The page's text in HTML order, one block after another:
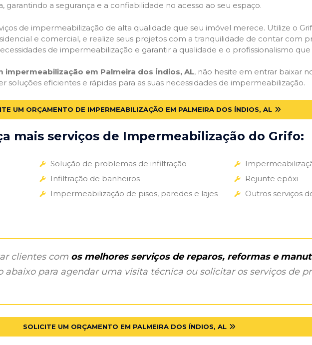
a segurança e a confiabilidade no acesso ao seu espaço.
de impermeabilização de alta qualidade que seu imóvel merece. Utilize o
e comercial, e realize seus projetos com a tranquilidade de contar com
de impermeabilização e garantir a qualidade e o profissionalismo
impermeabilização em Palmeira dos Índios, AL, não hesite em entrar baixar
soluções eficientes e rápidas para as suas necessidades de impermeabilização.
UM ORÇAMENTO DE IMPERMEABILIZAÇÃO EM PALMEIRA DOS ÍNDIOS, AL
mais serviços de Impermeabilização do Grifo:
Solução de problemas de infiltração
Infiltração de banheiros
Impermeabilização de pisos, paredes e lajes
Rejunte epóxi
Outros serviços
clientes com os melhores serviços de reparos, reformas e
abaixo para agendar uma visita técnica ou solicitar os serviços de
SOLICITE UM ORÇAMENTO EM PALMEIRA DOS ÍNDIOS, AL